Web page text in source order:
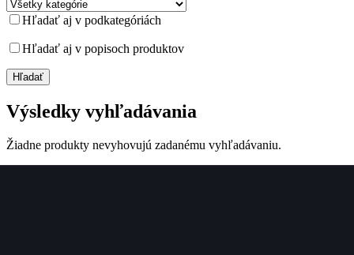
Hľadať aj v podkategóriách
Hľadať aj v popisoch produktov
Výsledky vyhľadávania
Žiadne produkty nevyhovujú zadanému vyhľadávaniu.